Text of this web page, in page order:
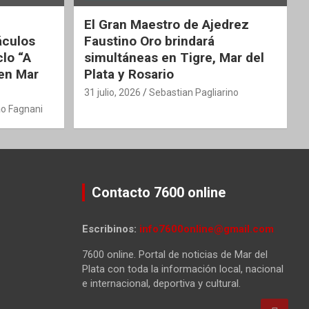
“A
Mar
Fagnani
El Gran Maestro de Ajedrez
Faustino Oro brindará
simultáneas en Tigre, Mar del
Plata y Rosario
31 julio, 2026 Sebastian Pagliarino
Contacto 7600 online
Escribinos: info7600online@gmail.com
7600 online. Portal de noticias de Mar del
Plata con toda la información local, nacional
e internacional, deportiva y cultural.